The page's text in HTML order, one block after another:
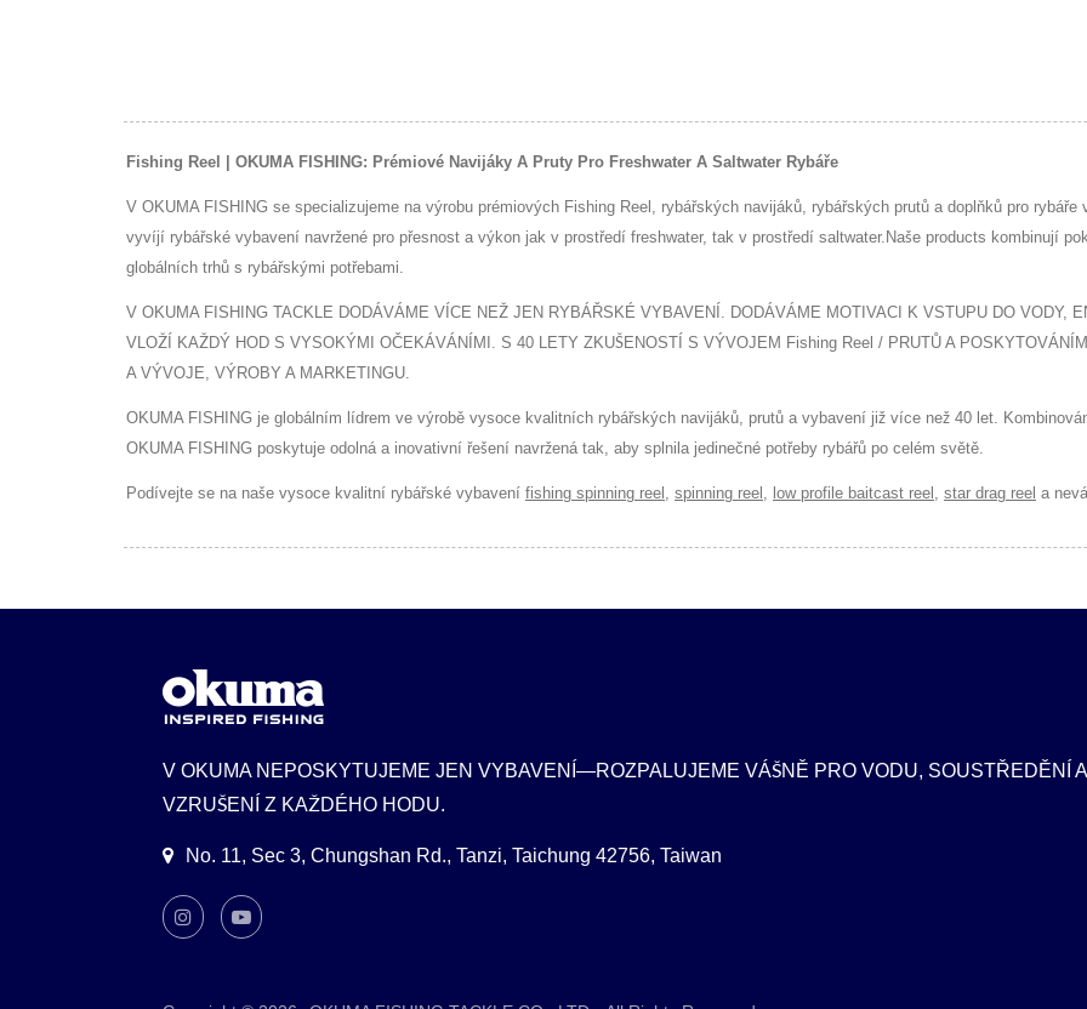
Fishing Reel | OKUMA FISHING: Prémiové Navijáky A Pruty Pro Freshwater A Saltwater Rybáře
V OKUMA FISHING se specializujeme na výrobu prémiových Fishing Reel, rybářských navijáků, rybářských prutů a doplňků pro
vyvíjí rybářské vybavení navržené pro přesnost a výkon jak v prostředí freshwater, tak v prostředí saltwater.Naše products kombinují
globálních trhů s rybářskými potřebami.
V OKUMA FISHING TACKLE DODÁVÁME VÍCE NEŽ JEN RYBÁŘSKÉ VYBAVENÍ. DODÁVÁME MOTIVACI K VSTUPU DO VODY,
VLOŽÍ KAŽDÝ HOD S VYSOKÝMI OČEKÁVÁNÍMI. S 40 LETY ZKUŠENOSTÍ S VÝVOJEM Fishing Reel / PRUTŮ A
A VÝVOJE, VÝROBY A MARKETINGU.
OKUMA FISHING je globálním lídrem ve výrobě vysoce kvalitních rybářských navijáků, prutů a vybavení již více než 40 let.
OKUMA FISHING poskytuje odolná a inovativní řešení navržená tak, aby splnila jedinečné potřeby rybářů po celém světě.
Podívejte se na naše vysoce kvalitní rybářské vybavení fishing spinning reel spinning reel low profile baitcast reel star drag reel a
V OKUMA NEPOSKYTUJEME JEN VYBAVENÍ—ROZPALUJEME VÁŠNĚ PRO VODU, SOUSTŘEDĚNÍ A
VZRUŠENÍ Z KAŽDÉHO HODU.
No. 11, Sec 3, Chungshan Rd., Tanzi, Taichung 42756, Taiwan